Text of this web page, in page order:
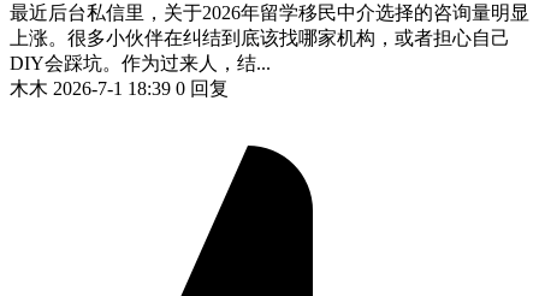
最近后台私信里，关于2026年留学移民中介选择的咨询量明显
上涨。很多小伙伴在纠结到底该找哪家机构，或者担心自己
DIY会踩坑。作为过来人，结...
木木 2026-7-1 18:39 0 回复